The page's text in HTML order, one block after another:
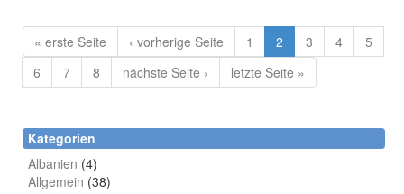
« erste Seite ‹ vorherige Seite 1 2 3 4
5
6
7 8 nächste Seite › letzte Seite »
Kategorien
Albanien (4)
Allgemein (38)